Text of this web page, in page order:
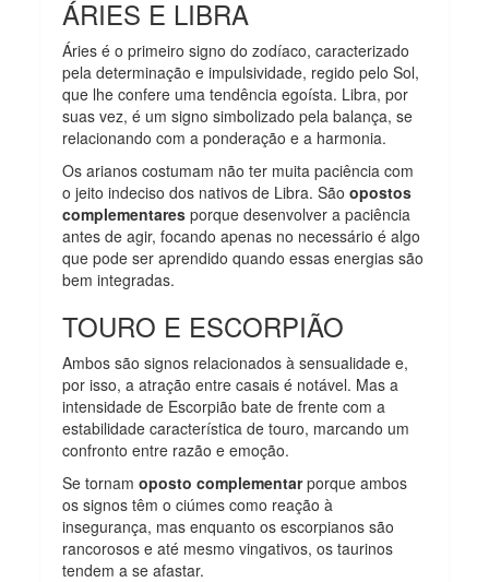
ÁRIES E LIBRA
Áries é o primeiro signo do zodíaco, caracterizado
pela determinação e impulsividade, regido pelo Sol,
que lhe confere uma tendência egoísta. Libra, por
suas vez, é um signo simbolizado pela balança, se
relacionando com a ponderação e a harmonia.
Os arianos costumam não ter muita paciência com
o jeito indeciso dos nativos de Libra. Sãoopostos
complementares porque desenvolver a paciência
antes de agir, focando apenas no necessário é algo
que pode ser aprendido quando essas energias são
bem integradas.
TOURO E ESCORPIÃO
Ambos são signos relacionados à sensualidade e,
por isso, a atração entre casais é notável. Mas a
intensidade de Escorpião bate de frente com a
estabilidade característica de touro, marcando um
confronto entre razão e emoção.
Se tornamoposto complementarporque ambos
os signos têm o ciúmes como reação à
insegurança, mas enquanto os escorpianos são
rancorosos e até mesmo vingativos, os taurinos
tendem a se afastar.